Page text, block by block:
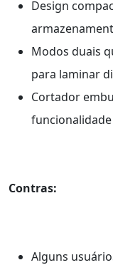
Design
Modos duais
para laminar
Cortador
Contras:
Alguns